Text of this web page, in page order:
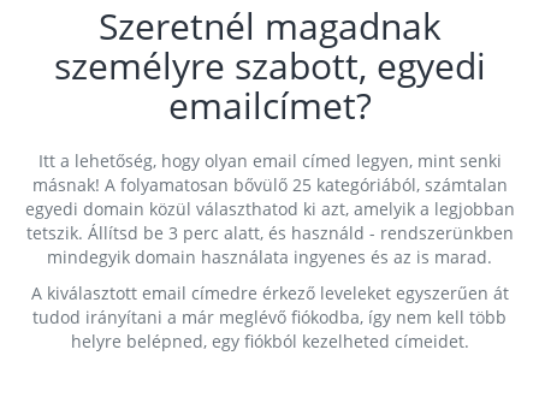
Szeretnél magadnak
személyre szabott, egyedi
emailcímet?
Itt a lehetőség, hogy olyan email címed legyen, mint senki
másnak! A folyamatosan bővülő 25 kategóriából, számtalan
egyedi domain közül választhatod ki azt, amelyik a legjobban
tetszik. Állítsd be 3 perc alatt, és használd - rendszerünkben
mindegyik domain használata ingyenes és az is marad.
A kiválasztott email címedre érkező leveleket egyszerűen át
tudod irányítani a már meglévő fiókodba, így nem kell több
helyre belépned, egy fiókból kezelheted címeidet.